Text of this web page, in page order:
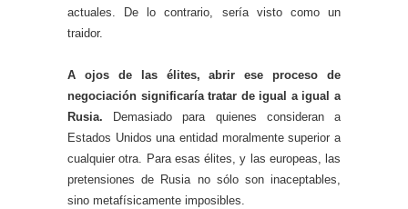
actuales. De lo contrario, sería visto como un
traidor.
A ojos de las élites, abrir ese proceso de
negociación significaría tratar de igual a igual a
Rusia. Demasiado para quienes consideran a
Estados Unidos una entidad moralmente superior a
cualquier otra. Para esas élites, y las europeas, las
pretensiones de Rusia no sólo son inaceptables,
sino metafísicamente imposibles.